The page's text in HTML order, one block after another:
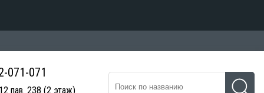
071-071
пав. 238 (2 этаж)